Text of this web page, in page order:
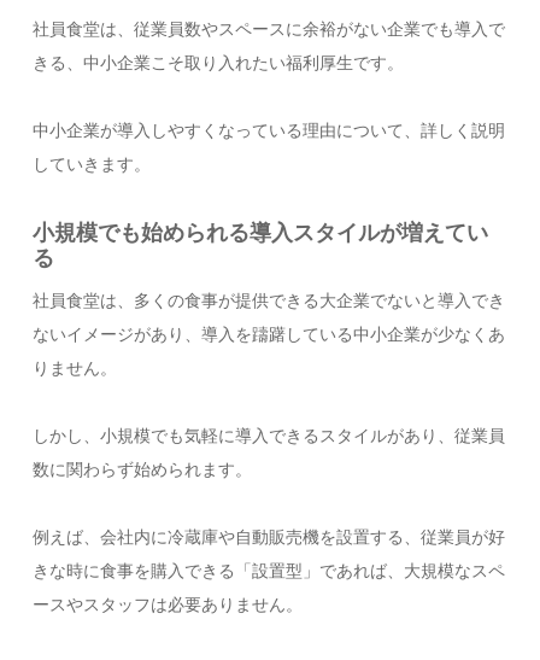
社員食堂は、従業員数やスペースに余裕がない企業でも導入で
きる、中小企業こそ取り入れたい福利厚生です。
中小企業が導入しやすくなっている理由について、詳しく説明
していきます。
小規模でも始められる導入スタイルが増えてい
る
社員食堂は、多くの食事が提供できる大企業でないと導入でき
ないイメージがあり、導入を躊躇している中小企業が少なくあ
りません。
しかし、小規模でも気軽に導入できるスタイルがあり、従業員
数に関わらず始められます。
例えば、会社内に冷蔵庫や自動販売機を設置する、従業員が好
きな時に食事を購入できる「設置型」であれば、大規模なスペ
ースやスタッフは必要ありません。